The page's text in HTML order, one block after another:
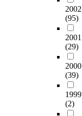
2002
(95)
2001
(29)
2000
(39)
1999
(2)